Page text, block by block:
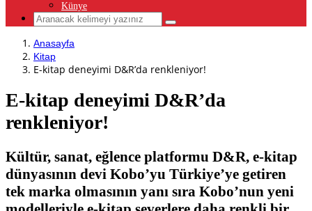
Künye
Anasayfa
Kitap
E-kitap deneyimi D&R’da renkleniyor!
E-kitap deneyimi D&R’da
renkleniyor!
Kültür, sanat, eğlence platformu D&R, e-kitap
dünyasının devi Kobo’yu Türkiye’ye getiren
tek marka olmasının yanı sıra Kobo’nun yeni